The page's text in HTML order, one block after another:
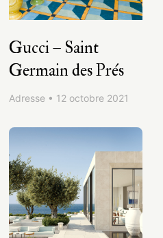
Gucci – Saint
Germain des Prés
Adresse • 12 octobre 2021